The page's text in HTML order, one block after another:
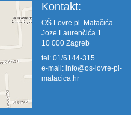
Kontakt:
OŠ Lovre pl. Matačića
Joze Laurenčića 1
10 000 Zagreb
tel: 01/6144-315
e-mail: info@os-lovre-pl-
matacica.hr